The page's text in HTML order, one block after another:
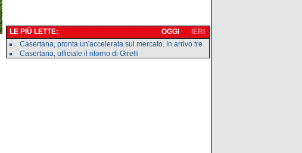
LE PIÙ LETTE: IERI
OGGI
Casertana, pronta un'accelerata sul mercato. In arrivo tre
Casertana, ufficiale il ritorno di Girelli